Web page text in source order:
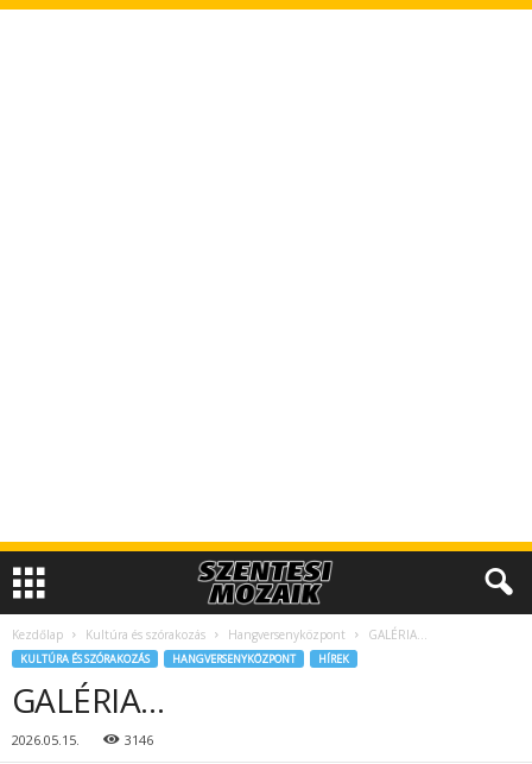
Kezdőlap Kultúra és szórakozás Hangversenyközpont GALÉRIA…
KULTÚRA ÉS SZÓRAKOZÁS HANGVERSENYKÖZPONT HÍREK
GALÉRIA…
2026.05.15. 3146